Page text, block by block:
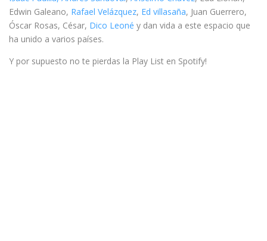
Edwin Galeano, Rafael Velázquez, Ed villasaña, Juan Guerrero,
Óscar Rosas, César, Dico Leoné y dan vida a este espacio que
ha unido a varios países.
Y por supuesto no te pierdas la Play List en Spotify!